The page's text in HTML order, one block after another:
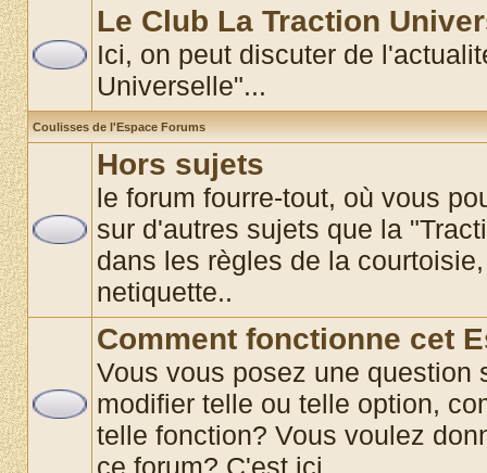
Le Club La Traction
Ici, on peut discuter de
Universelle"...
Coulisses de l'Espace Forums
Hors sujets
le forum fourre-tout, où vous
sur d'autres sujets que la
dans les règles de la
netiquette..
Comment fonctionne cet
Vous vous posez une question
modifier telle ou telle option,
telle fonction? Vous voulez
ce forum? C'est ici............